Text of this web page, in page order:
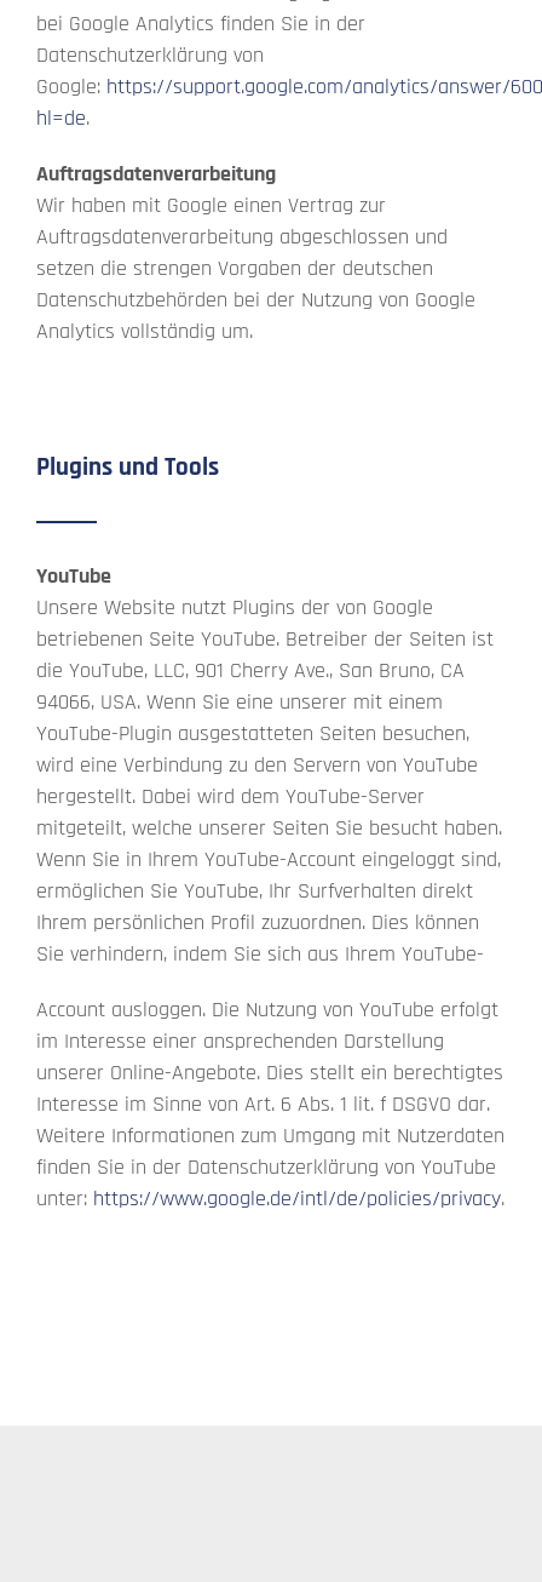
bei Google Analytics finden Sie in der
Datenschutzerklärung von
Google: https://support.google.com/analytics/answer/
hl=de.
Auftragsdatenverarbeitung
Wir haben mit Google einen Vertrag zur
Auftragsdatenverarbeitung abgeschlossen und
setzen die strengen Vorgaben der deutschen
Datenschutzbehörden bei der Nutzung von Google
Analytics vollständig um.
Plugins und Tools
YouTube
Unsere Website nutzt Plugins der von Google
betriebenen Seite YouTube. Betreiber der Seiten ist
die YouTube, LLC, 901 Cherry Ave., San Bruno, CA
94066, USA. Wenn Sie eine unserer mit einem
YouTube-Plugin ausgestatteten Seiten besuchen,
wird eine Verbindung zu den Servern von YouTube
hergestellt. Dabei wird dem YouTube-Server
mitgeteilt, welche unserer Seiten Sie besucht haben.
Wenn Sie in Ihrem YouTube-Account eingeloggt sind,
ermöglichen Sie YouTube, Ihr Surfverhalten direkt
Ihrem persönlichen Profil zuzuordnen. Dies können
Sie verhindern, indem Sie sich aus Ihrem YouTube-
Account ausloggen. Die Nutzung von YouTube erfolgt
im Interesse einer ansprechenden Darstellung
unserer Online-Angebote. Dies stellt ein berechtigtes
Interesse im Sinne von Art. 6 Abs. 1 lit. f DSGVO dar.
Weitere Informationen zum Umgang mit Nutzerdaten
finden Sie in der Datenschutzerklärung von YouTube
unter: https://www.google.de/intl/de/policies/privacy.